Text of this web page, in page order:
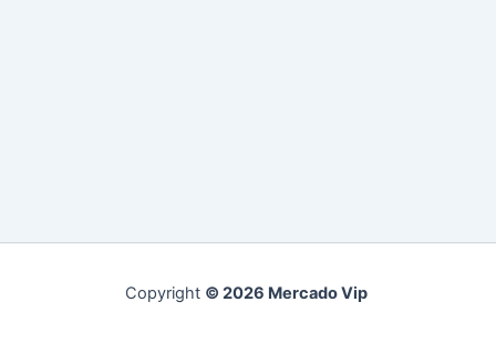
Copyright © 2026 Mercado Vip